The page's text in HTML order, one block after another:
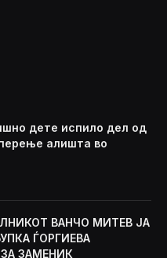
дете испило дел од
алишта во
ВАНЧО МИТЕВ ЈА
ЃОРГИЕВА
ЗАМЕНИК